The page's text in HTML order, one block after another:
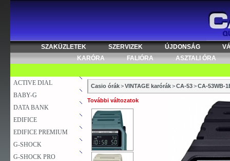
SZAKÜZLETEK SZERVIZEK ÚJDONSÁG
KARÓRA
FALIÓRA ASZTALI ÓRA
ACTIVE DIAL
BABY-G
DATA BANK
EDIFICE
EDIFICE PREMIUM
G-SHOCK
G-SHOCK PRO
Casio órák>VINTAGE karórák>CA-53>CA-53WB-
További változatok